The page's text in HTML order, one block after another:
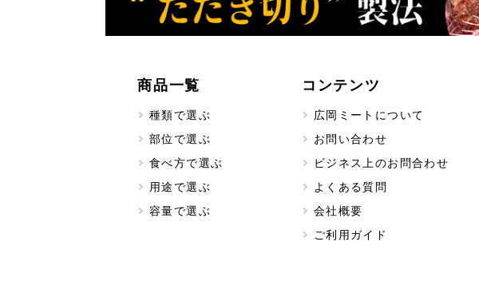
商品一覧
種類で選ぶ
部位で選ぶ
食べ方で選ぶ
用途で選ぶ
容量で選ぶ
コンテンツ
広岡ミートについて
お問い合わせ
ビジネス上のお問合わせ
よくある質問
会社概要
ご利用ガイド